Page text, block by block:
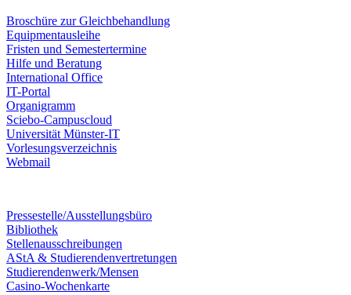
Broschüre zur Gleichbehandlung
Equipmentausleihe
Fristen und Semestertermine
Hilfe und Beratung
International Office
IT-Portal
Organigramm
Sciebo-Campuscloud
Universität Münster-IT
Vorlesungsverzeichnis
Webmail
Pressestelle/Ausstellungsbüro
Bibliothek
Stellenausschreibungen
AStA & Studierendenvertretungen
Studierendenwerk/Mensen
Casino-Wochenkarte